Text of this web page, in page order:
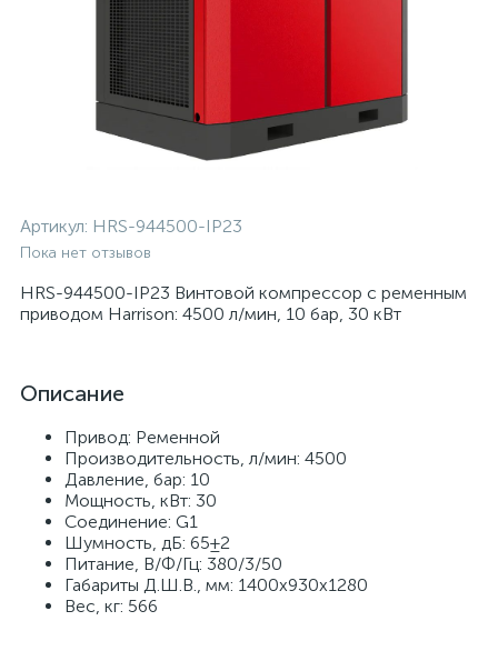
Артикул: HRS-944500-IP23
Пока нет отзывов
HRS-944500-IP23 Винтовой компрессор с ременным
приводом Harrison: 4500 л/мин, 10 бар, 30 кВт
Описание
Привод: Ременной
Производительность, л/мин: 4500
Давление, бар: 10
Мощность, кВт: 30
Соединение: G1
Шумность, дБ: 65±2
Питание, В/Ф/Гц: 380/3/50
Габариты Д.Ш.В., мм: 1400х930х1280
Вес, кг: 566